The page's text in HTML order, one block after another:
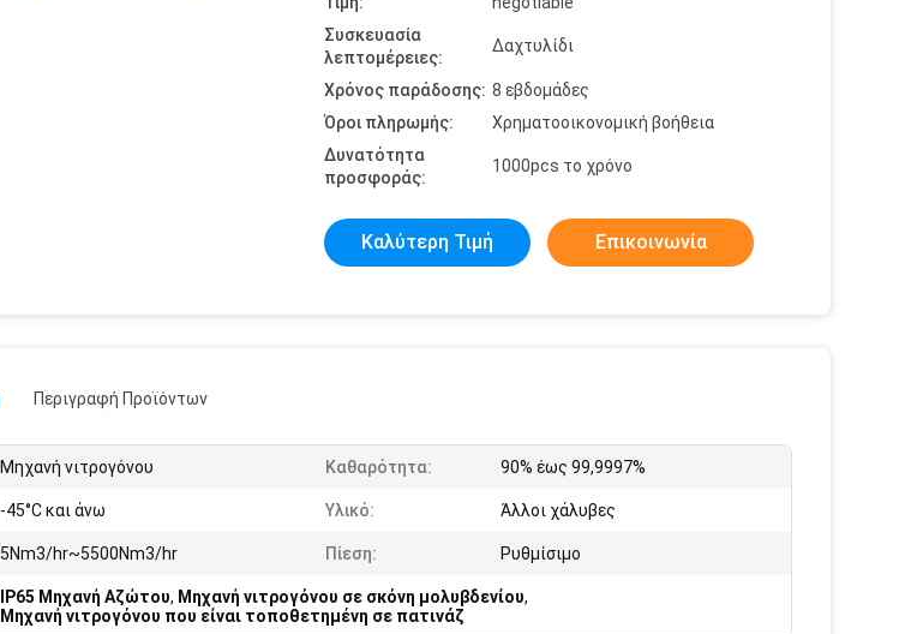
Συσκευασία
λεπτομέρειες:
Δαχτυλίδι
Χρόνος παράδοσης: 8 εβδομάδες
Όροι πληρωμής:
Χρηματοοικονομική βοήθεια
Δυνατότητα
προσφοράς:
1000pcs το χρόνο
Καλύτερη Τιμή Επικοινωνία
Περιγραφή Προϊόντων
Μηχανή νιτρογόνου Καθαρότητα: 90% έως 99,9997%
-45°C και άνω Υλικό: Άλλοι χάλυβες
5Nm3/hr~5500Nm3/hr Πίεση: Ρυθμίσιμο
IP65 Μηχανή Αζώτου, Μηχανή νιτρογόνου σε σκόνη μολυβδενίου,
Μηχανή νιτρογόνου που είναι τοποθετημένη σε πατινάζ